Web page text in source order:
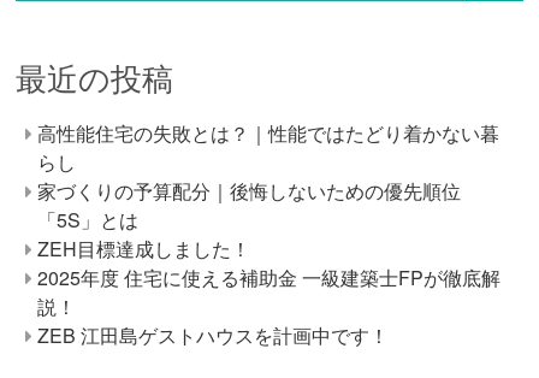
最近の投稿
高性能住宅の失敗とは？｜性能ではたどり着かない暮
らし
家づくりの予算配分｜後悔しないための優先順位
「5S」とは
ZEH目標達成しました！
2025年度 住宅に使える補助金 一級建築士FPが徹底解
説！
ZEB 江田島ゲストハウスを計画中です！